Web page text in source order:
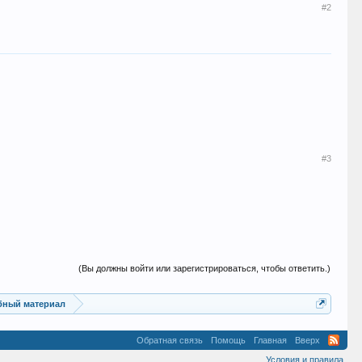
#2
#3
(Вы должны войти или зарегистрироваться, чтобы ответить.)
материал
Обратная связь Помощь Главная
Вверх
Условия и правила